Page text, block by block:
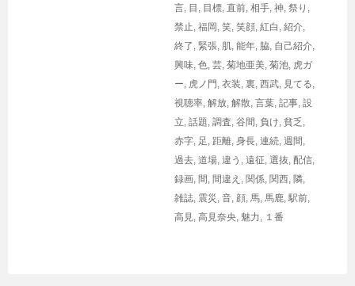
言, 目 , 目標, 直前, 相手, 神, 祭り ,
禁止, 福岡 , 笑, 笑顔, 紅白 , 紹介,
終了 , 緊張, 肌, 能年, 脇, 自己紹介,
興味, 色, 芸, 菊地亜美, 菊池, 虎ガ
ー, 虎ノ門 , 衣装, 裏, 西武, 見てる,
視聴率, 解放, 解散, 言葉, 記事, 設
立, 話題, 調査, 谷間 , 負け, 貧乏 ,
赤字, 足 , 距離, 身長, 連続, 週間 ,
過去, 道場, 違う , 遠征, 選抜, 配信,
録画, 間 , 間違え , 関係, 関西, 隣,
雑誌, 震災 , 音, 顔, 馬, 馬鹿, 駅前,
高見, 高見奈央, 魅力, １番